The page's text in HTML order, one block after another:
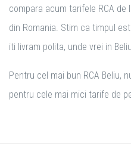
compara acum tarifele RCA
din Romania. Stim ca timpul
iti livram polita, unde vrei in
Pentru cel mai bun RCA Beliu,
pentru cele mai mici tarife de